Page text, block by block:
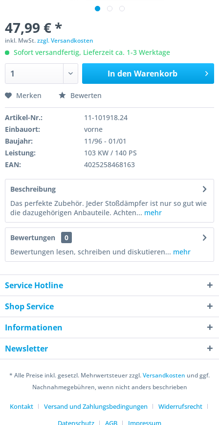
47,99 € *
inkl. MwSt.zzgl. Versandkosten
Sofort versandfertig, Lieferzeit ca. 1-3 Werktage
In den Warenkorb
Merken Bewerten
Artikel-Nr.:
11-101918.24
Einbauort:
vorne
Baujahr:
11/96 - 01/01
Leistung:
103 KW / 140 PS
EAN:
4025258468163
Beschreibung
Das perfekte Zubehör. Jeder Stoßdämpfer ist nur so gut wie
die dazugehörigen Anbauteile. Achten... mehr
Bewertungen
0
Bewertungen lesen, schreiben und diskutieren... mehr
Service Hotline
Shop Service
Informationen
Newsletter
* Alle Preise inkl. gesetzl. Mehrwertsteuer zzgl.Versandkosten und ggf.
Nachnahmegebühren, wenn nicht anders beschrieben
Kontakt Versand und Zahlungsbedingungen
Widerrufsrecht
Datenschutz
AGB Impressum